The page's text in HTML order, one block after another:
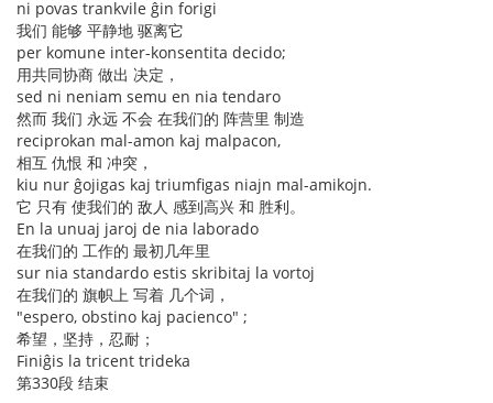
ni povas trankvile ĝin forigi
我们 能够 平静地 驱离它
per komune inter-konsentita decido;
用共同协商 做出 决定，
sed ni neniam semu en nia tendaro
然而 我们 永远 不会 在我们的 阵营里 制造
reciprokan mal-amon kaj malpacon,
相互 仇恨 和 冲突，
kiu nur ĝojigas kaj triumfigas niajn mal-amikojn.
它 只有 使我们的 敌人 感到高兴 和 胜利。
En la unuaj jaroj de nia laborado
在我们的 工作的 最初几年里
sur nia standardo estis skribitaj la vortoj
在我们的 旗帜上 写着 几个词，
"espero, obstino kaj pacienco" ;
希望，坚持，忍耐；
Finiĝis la tricent trideka
第330段 结束